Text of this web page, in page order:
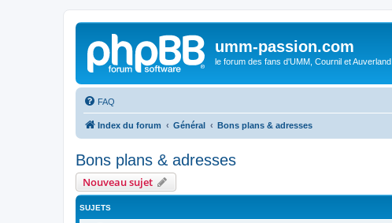
umm-passion.com
le forum des fans d'UMM, Cournil et Auverland
FAQ
Index du forum Général Bons plans & adresses
Bons plans & adresses
Nouveau sujet
SUJETS